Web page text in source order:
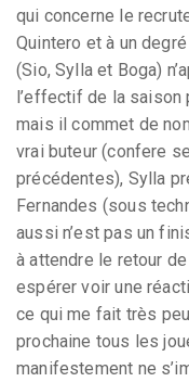
qui concerne le
Quintero et à un
(Sio, Sylla et Boga)
l’effectif de la saison
mais il commet de
vrai buteur (confere
précédentes), Sylla
Fernandes (sous
aussi n’est pas un
à attendre le retour de
espérer voir une
ce qui me fait très
prochaine tous les
manifestement ne